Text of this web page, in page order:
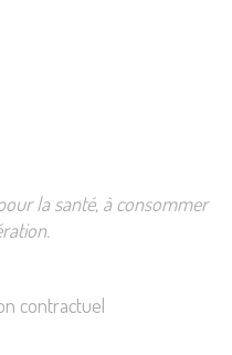
la santé, à consommer
contractuel